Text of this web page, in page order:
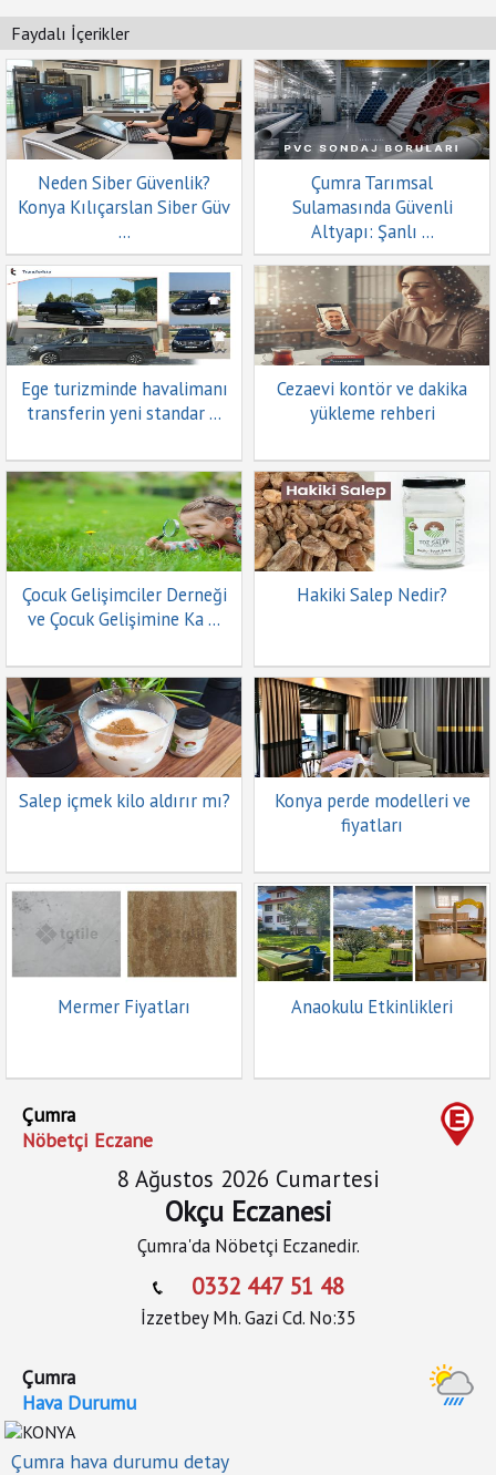
Faydalı İçerikler
Neden Siber Güvenlik?
Konya Kılıçarslan Siber Güv
...
Çumra Tarımsal
Sulamasında Güvenli
Altyapı: Şanlı ...
Ege turizminde havalimanı
transferin yeni standar ...
Cezaevi kontör ve dakika
yükleme rehberi
Çocuk Gelişimciler Derneği
ve Çocuk Gelişimine Ka ...
Hakiki Salep Nedir?
Salep içmek kilo aldırır mı?
Konya perde modelleri ve
fiyatları
Mermer Fiyatları Anaokulu Etkinlikleri
Çumra
Nöbetçi Eczane
8 Ağustos 2026 Cumartesi
Okçu Eczanesi
Çumra'da Nöbetçi Eczanedir.
0332 447 51 48
İzzetbey Mh. Gazi Cd. No:35
Çumra
Hava Durumu
Çumra hava durumu detay